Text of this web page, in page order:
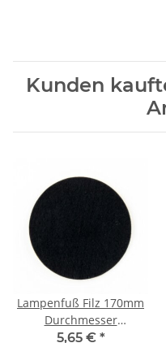
Kunden
Lampenfuß Filz 170mm
Durchmesser
selbstklebend schwarz
5,65 € *